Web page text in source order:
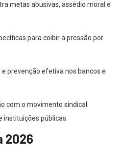
abusivas, assédio moral e
para coibir a pressão por
efetiva nos bancos e
o movimento sindical
instituições públicas.
2026